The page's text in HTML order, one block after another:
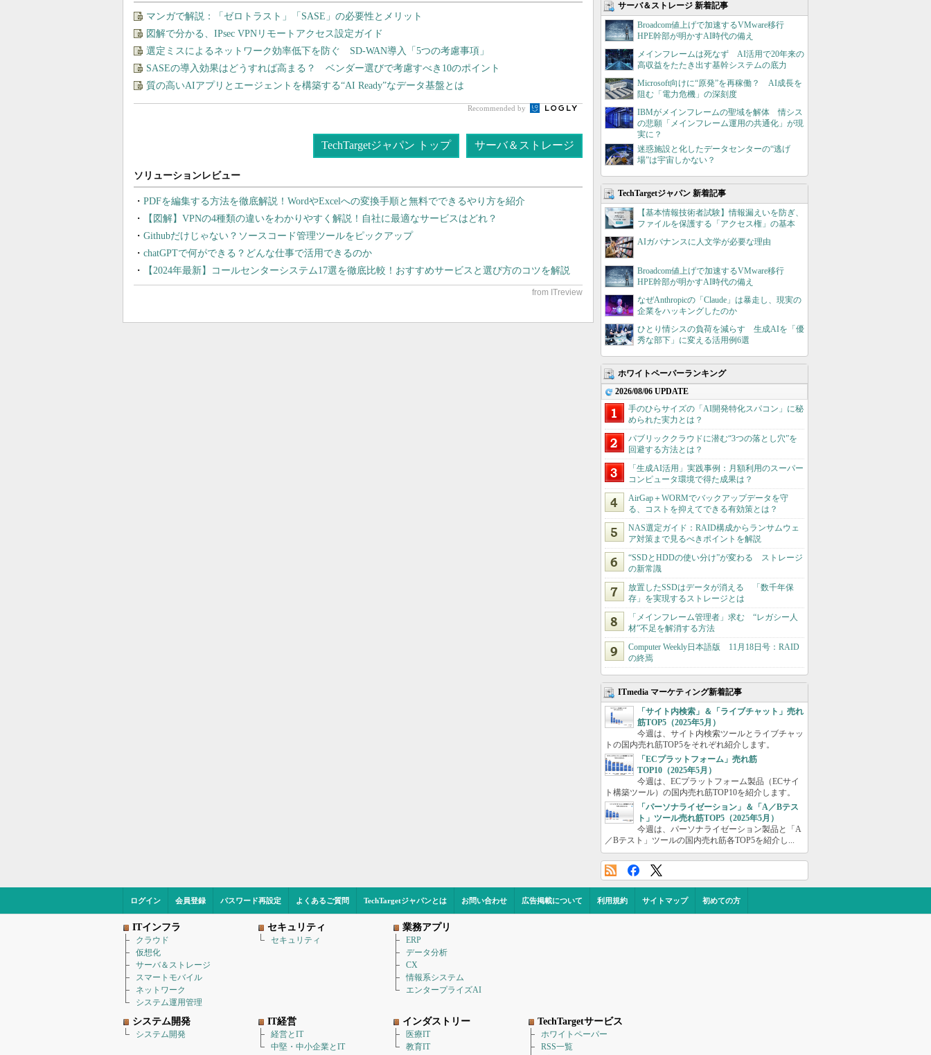
マンガで解説：「ゼロトラスト」「SASE」の必要性とメリット
図解で分かる、IPsec VPNリモートアクセス設定ガイド
選定ミスによるネットワーク効率低下を防ぐ SD-WAN導入「5つの考慮事項」
SASEの導入効果はどうすれば高まる？ ベンダー選びで考慮すべき10のポイント
質の高いAIアプリとエージェントを構築する“AI Ready”なデータ基盤とは
Recommended by
TechTargetジャパン トップ サーバ＆ストレージ
PDFを編集する方法を徹底解説！WordやExcelへの変換手順と無料でできるやり方を紹介
【図解】VPNの4種類の違いをわかりやすく解説！自社に最適なサービスはどれ？
Githubだけじゃない？ソースコード管理ツールをピックアップ
chatGPTで何ができる？どんな仕事で活用できるのか
【2024年最新】コールセンターシステム17選を徹底比較！おすすめサービスと選び方のコツを解説
サーバ＆ストレージ 新着記事
Broadcom値上げで加速するVMware移行
HPE幹部が明かすAI時代の備え
メインフレームは死なず AI活用で20年来の
高収益をたたき出す基幹システムの底力
Microsoft向けに“原発”を再稼働？ AI成長を
阻む「電力危機」の深刻度
IBMがメインフレームの聖域を解体 情シス
の悲願「メインフレーム運用の共通化」が現
実に？
迷惑施設と化したデータセンターの“逃げ
場”は宇宙しかない？
TechTargetジャパン 新着記事
【基本情報技術者試験】情報漏えいを防ぎ、
ファイルを保護する「アクセス権」の基本
AIガバナンスに人文学が必要な理由
Broadcom値上げで加速するVMware移行
HPE幹部が明かすAI時代の備え
なぜAnthropicの「Claude」は暴走し、現実の
企業をハッキングしたのか
ひとり情シスの負荷を減らす 生成AIを「優
秀な部下」に変える活用例6選
ホワイトペーパーランキング
2026/08/06 UPDATE
手のひらサイズの「AI開発特化スパコン」に秘
められた実力とは？
パブリッククラウドに潜む“3つの落とし穴”を
回避する方法とは？
「生成AI活用」実践事例：月額利用のスーパー
コンピュータ環境で得た成果は？
AirGap＋WORMでバックアップデータを守
る、コストを抑えてできる有効策とは？
NAS選定ガイド：RAID構成からランサムウェ
ア対策まで見るべきポイントを解説
“SSDとHDDの使い分け”が変わる ストレージ
の新常識
放置したSSDはデータが消える 「数千年保
存」を実現するストレージとは
「メインフレーム管理者」求む “レガシー人
材”不足を解消する方法
Computer Weekly日本語版 11月18日号：RAID
の終焉
ITmedia マーケティング新着記事
「サイト内検索」＆「ライブチャット」売れ
筋TOP5（2025年5月）
今週は、サイト内検索ツールとライブチャッ
トの国内売れ筋TOP5をそれぞれ紹介します。
「ECプラットフォーム」売れ筋
TOP10（2025年5月）
今週は、ECプラットフォーム製品（ECサイ
ト構築ツール）の国内売れ筋TOP10を紹介します。
「パーソナライゼーション」＆「A／Bテス
ト」ツール売れ筋TOP5（2025年5月）
今週は、パーソナライゼーション製品と「A
／Bテスト」ツールの国内売れ筋各TOP5を紹介し...
ログイン 会員登録 パスワード再設定 よくあるご質問 TechTargetジャパンとは お問い合わせ 広告掲載について 利用規約 サイトマップ 初めての方
ITインフラ
クラウド
仮想化
サーバ＆ストレージ
スマートモバイル
ネットワーク
システム運用管理
セキュリティ
セキュリティ
業務アプリ
ERP
データ分析
CX
情報系システム
エンタープライズAI
システム開発
システム開発
IT経営
経営とIT
中堅・中小企業とIT
インダストリー
医療IT
教育IT
TechTargetサービス
ホワイトペーパー
RSS一覧